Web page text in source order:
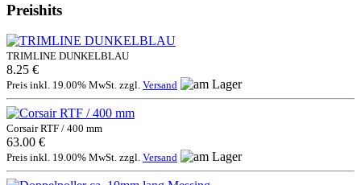
Preishits
TRIMLINE DUNKELBLAU
8.25 €
Preis inkl. 19.00% MwSt. zzgl. Versand
Corsair RTF / 400 mm
63.00 €
Preis inkl. 19.00% MwSt. zzgl. Versand